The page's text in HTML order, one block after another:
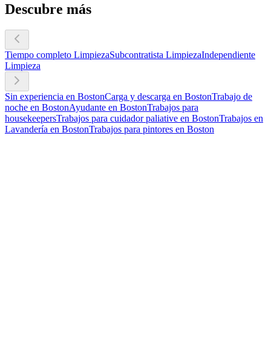
Descubre más
Tiempo completo LimpiezaSubcontratista LimpiezaIndependiente
Limpieza
Sin experiencia en BostonCarga y descarga en BostonTrabajo de
noche en BostonAyudante en BostonTrabajos para
housekeepersTrabajos para cuidador paliative en BostonTrabajos en
Lavandería en BostonTrabajos para pintores en Boston